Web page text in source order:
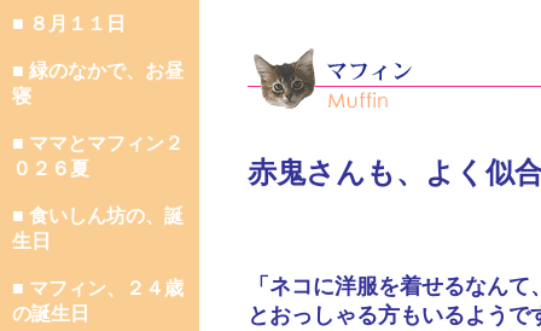
■ ８月１１日
■ 緑のなかで、お昼
寝
■ ママとマフィン２
０２６夏
■ 食いしん坊の、誕
生日
■ マフィン、２４歳
の誕生日
赤鬼さんも、よく似
「ネコに洋服を着せるなん
とおっしゃる方もいるよう